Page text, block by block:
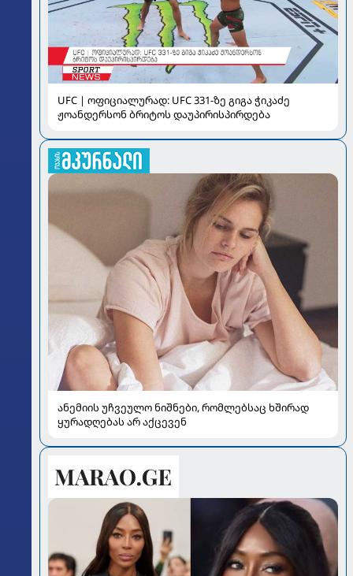
UFC | ოფიციალურად: UFC 331-ზე გიგა ჭიკაძე
ჟოანდერსონ ბრიტოს დაუპირისპირდება
ანემიის უჩვეულო ნიშნები, რომლებსაც ხშირად
ყურადღებას არ აქცევენ